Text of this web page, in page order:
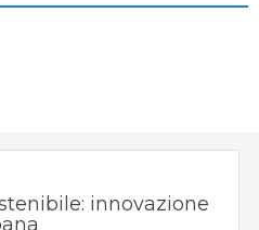
innovazione